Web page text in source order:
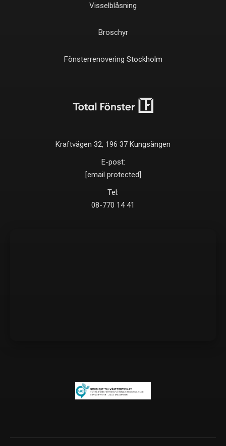
Visselblåsning
Broschyr
Fönsterrenovering Stockholm
Kraftvägen 32, 196 37 Kungsängen
E-post:
[email protected]
Tel:
08-770 14 41